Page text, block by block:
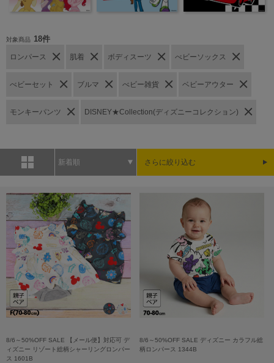
対象商品 18件
ロンパース 肌着 ボディスーツ べビーソックス
べビーセット ブルマ べビー雑貨 ベビーアウター
モンキーパンツ DISNEY★Collection(ディズニーコレクション)
新着順 さらに絞り込む
8/6～50%OFF SALE 【メール便】対応可 デ
ィズニー リゾート総柄シャーリングロンパー
ス 1601B
8/6～50%OFF SALE ディズニー カラフル総
柄ロンパース 1344B